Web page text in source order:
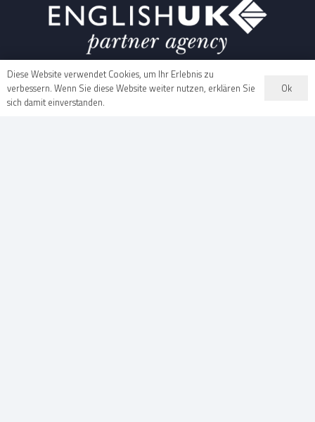
Diese Website verwendet Cookies, um Ihr Erlebnis zu
verbessern. Wenn Sie diese Website weiter nutzen, erklären Sie
sich damit einverstanden.
Ok